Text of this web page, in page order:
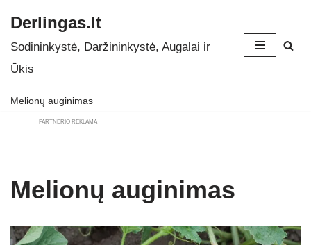
Skip
to
Derlingas.lt
Sodininkystė, Daržininkystė, Augalai ir
Ūkis
Melionų auginimas
PARTNERIO REKLAMA
Melionų auginimas